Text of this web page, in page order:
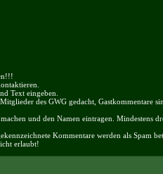
Text eingeben.
des GWG gedacht, Gastkommentare
und den Namen eintragen. Mindestens
Kommentare werden als Spam
erlaubt!